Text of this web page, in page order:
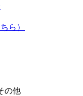
ら）
の他